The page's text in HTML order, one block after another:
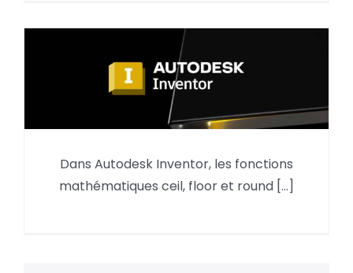
Fonctions f(x) mathématiques
ceil, floor et round Inventor
Dans Autodesk Inventor, les fonctions
mathématiques ceil, floor et round [...]